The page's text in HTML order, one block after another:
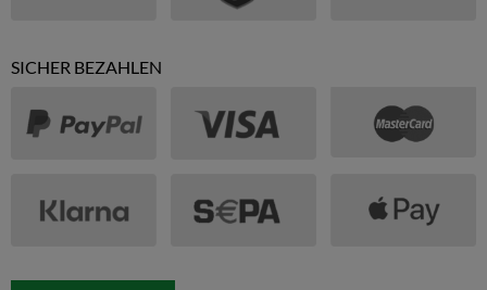
SICHER BEZAHLEN